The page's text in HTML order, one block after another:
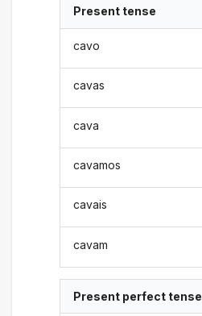
Present tense
cavo
cavas
cava
cavamos
cavais
cavam
Present perfect tense